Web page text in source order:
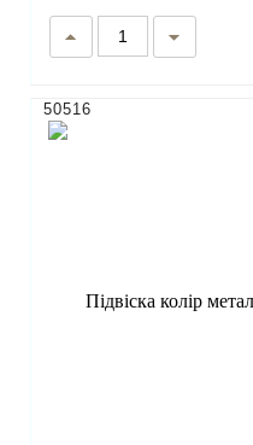
50516